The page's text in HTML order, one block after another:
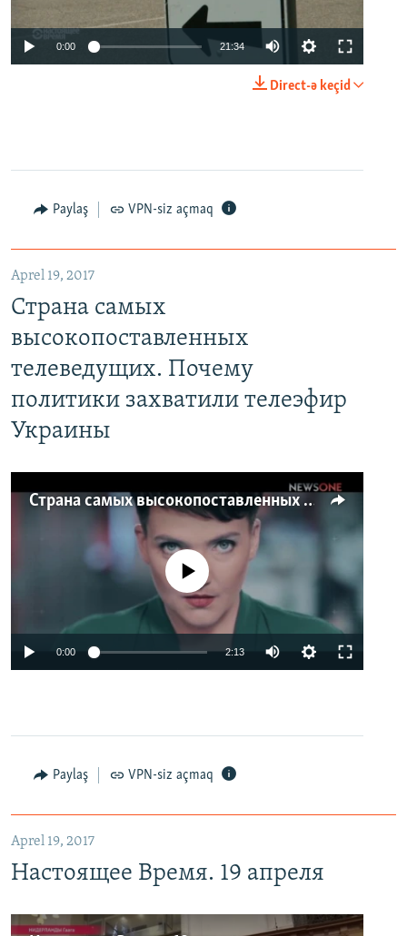
0:00 21:34
Direct-ə keçid
Paylaş VPN-siz açmaq
Aprel 19, 2017
Страна самых
высокопоставленных
телеведущих. Почему
политики захватили телеэфир
Украины
Страна самых высокопоставленных телеведущих. Почему политики захватили телеэфир Украины
No media source currently available
0:00 2:13
Paylaş VPN-siz açmaq
Aprel 19, 2017
Настоящее Время. 19 апреля